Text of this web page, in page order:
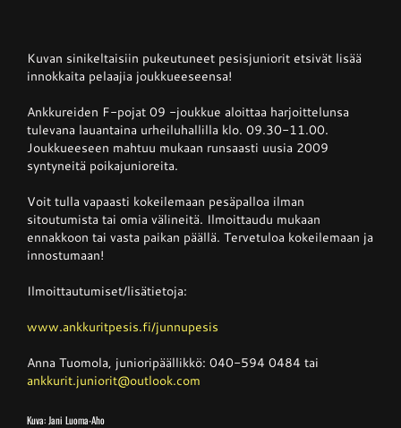
Junnupesis
Fanituotteet
Palvelut
Info
Yhteystiedot
Kuvan sinikeltaisiin pukeutuneet pesisjuniorit etsivät lisää
innokkaita pelaajia joukkueeseensa!
Ankkureiden F-pojat 09 -joukkue aloittaa harjoittelunsa
tulevana lauantaina urheiluhallilla klo. 09.30-11.00.
Joukkueeseen mahtuu mukaan runsaasti uusia 2009
syntyneitä poikajunioreita.
Voit tulla vapaasti kokeilemaan pesäpalloa ilman
sitoutumista tai omia välineitä. Ilmoittaudu mukaan
ennakkoon tai vasta paikan päällä. Tervetuloa kokeilemaan ja
innostumaan!
Ilmoittautumiset/lisätietoja:
www.ankkuritpesis.fi/junnupesis
Anna Tuomola, junioripäällikkö: 040-594 0484 tai
ankkurit.juniorit@outlook.com
Kuva: Jani Luoma-Aho